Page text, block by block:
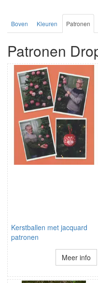
Boven Kleuren Patronen
Patronen
Kerstballen met jacquard
patronen
Meer info